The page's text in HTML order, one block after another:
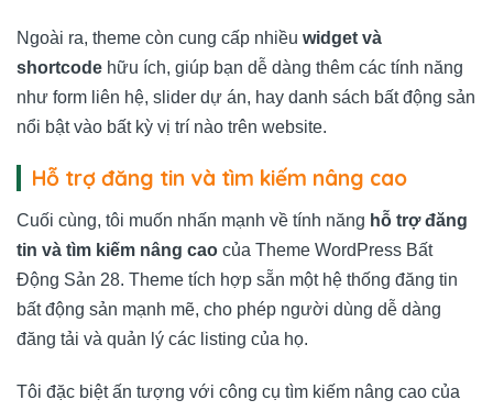
Ngoài ra, theme còn cung cấp nhiều widget và
shortcode hữu ích, giúp bạn dễ dàng thêm các tính năng
như form liên hệ, slider dự án, hay danh sách bất động sản
nổi bật vào bất kỳ vị trí nào trên website.
Hỗ trợ đăng tin và tìm kiếm nâng cao
Cuối cùng, tôi muốn nhấn mạnh về tính năng hỗ trợ đăng
tin và tìm kiếm nâng cao của Theme WordPress Bất
Động Sản 28. Theme tích hợp sẵn một hệ thống đăng tin
bất động sản mạnh mẽ, cho phép người dùng dễ dàng
đăng tải và quản lý các listing của họ.
Tôi đặc biệt ấn tượng với công cụ tìm kiếm nâng cao của